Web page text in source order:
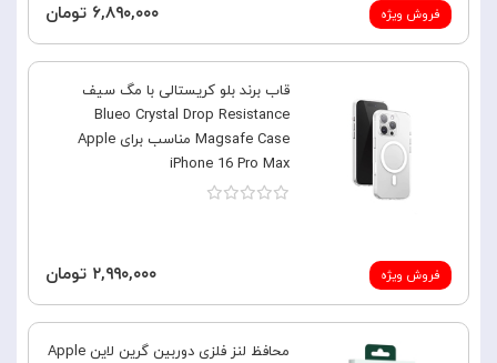
فروش ویژه ۶,۸۹۰,۰۰۰ تومان
فروش ویژه
قاب برند بلو کریستالی با مگ سیف
Blueo Crystal Drop Resistance
Magsafe Case مناسب برای Apple
iPhone 16 Pro Max
۲,۹۹۰,۰۰۰ تومان
محافظ لنز فلزی دوربین گرین لاین Apple